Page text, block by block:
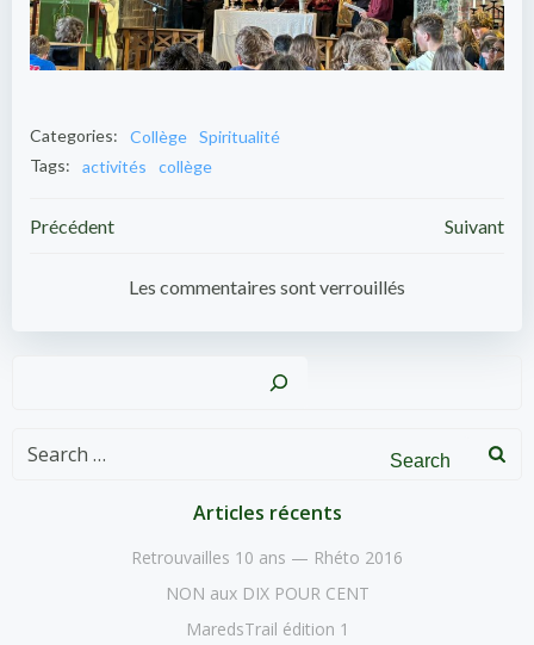
Categories: Collège Spiritualité
Tags:
activités collège
Post
navigation
Précédent
navigation
Suivant
Les commentaires sont verrouillés
Search
Articles récents
Retrouvailles 10 ans — Rhéto 2016
NON aux DIX POUR CENT
MaredsTrail édition 1